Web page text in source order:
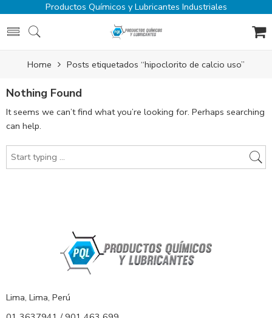
Productos Químicos y Lubricantes Industriales
Home Posts etiquetados “hipoclorito de calcio uso”
Nothing Found
It seems we can’t find what you’re looking for. Perhaps searching
can help.
Lima, Lima, Perú